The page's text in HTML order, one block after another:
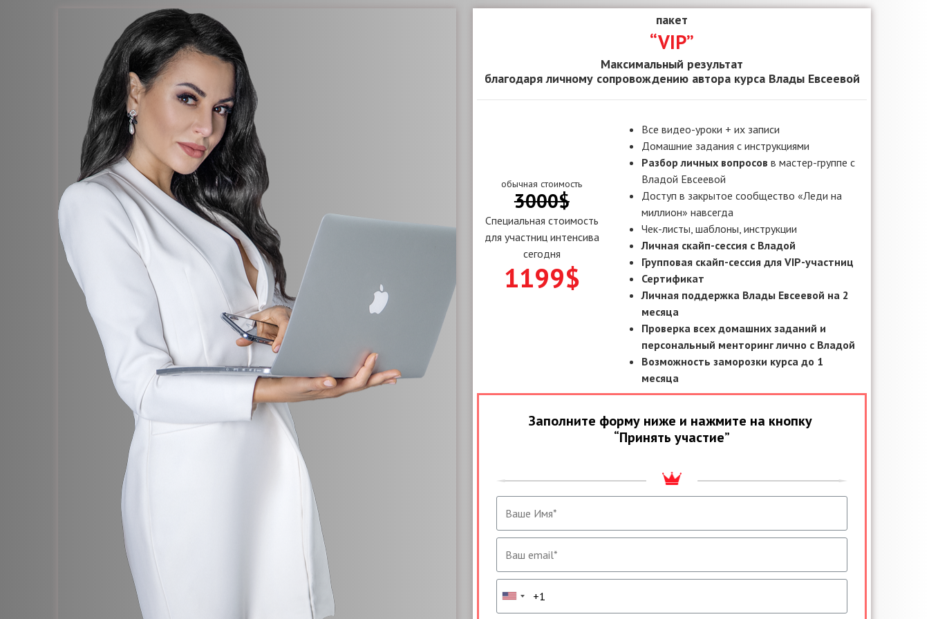
пакет
“VIP”
Максимальный результат
благодаря личному сопровождению автора курса Влады Евсеевой
обычная стоимость
3000$
Специальная стоимость
для участниц интенсива
сегодня
1199$
Все видео-уроки + их записи
Домашние задания с инструкциями
Разбор личных вопросов в мастер-группе с
Владой Евсеевой
Доступ в закрытое сообщество «Леди на
миллион» навсегда
Чек-листы, шаблоны, инструкции
Личная скайп-сессия с Владой
Групповая скайп-сессия для VIP-участниц
Сертификат
Личная поддержка Влады Евсеевой на 2
месяца
Проверка всех домашних заданий и
персональный менторинг лично с Владой
Возможность заморозки курса до 1
месяца
Заполните форму ниже и нажмите на кнопку
“Принять участие”